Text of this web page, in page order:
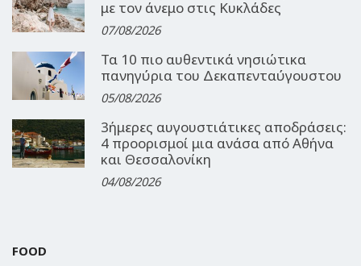
με τον άνεμο στις Κυκλάδες
07/08/2026
Τα 10 πιο αυθεντικά νησιώτικα
πανηγύρια του Δεκαπενταύγουστου
05/08/2026
3ήμερες αυγουστιάτικες αποδράσεις:
4 προορισμοί μια ανάσα από Αθήνα
και Θεσσαλονίκη
04/08/2026
FOOD